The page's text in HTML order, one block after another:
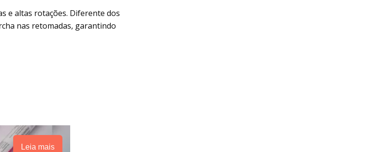
e altas rotações. Diferente dos
nas retomadas, garantindo
Leia mais